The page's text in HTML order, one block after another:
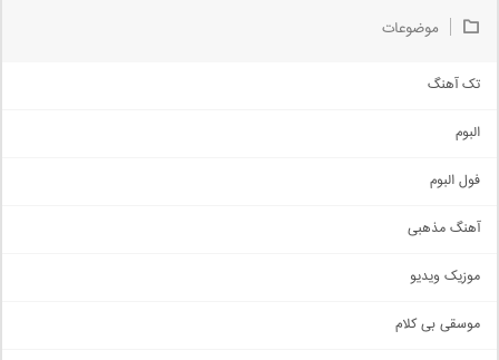
موضوعات
تک آهنگ
اجتماعی
حماسی
سنتی
اهنگ بندرعباسی
البوم
فول البوم
آهنگ مذهبی
موزیک ویدیو
موسقی بی کلام